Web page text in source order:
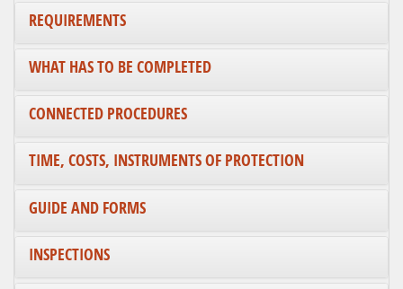
REQUIREMENTS
WHAT HAS TO BE COMPLETED
CONNECTED PROCEDURES
TIME, COSTS, INSTRUMENTS OF PROTECTION
GUIDE AND FORMS
INSPECTIONS